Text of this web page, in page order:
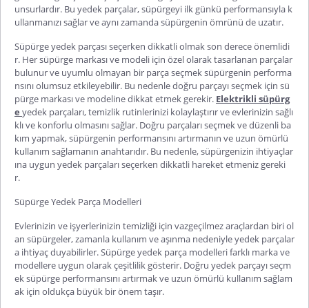
unsurlardır. Bu yedek parçalar, süpürgeyi ilk günkü performansıyla k
ullanmanızı sağlar ve aynı zamanda süpürgenin ömrünü de uzatır.
Süpürge yedek parçası seçerken dikkatli olmak son derece önemlidi
r. Her süpürge markası ve modeli için özel olarak tasarlanan parçalar
bulunur ve uyumlu olmayan bir parça seçmek süpürgenin performa
nsını olumsuz etkileyebilir. Bu nedenle doğru parçayı seçmek için sü
pürge markası ve modeline dikkat etmek gerekir. Elektrikli süpürg
e yedek parçaları, temizlik rutinlerinizi kolaylaştırır ve evlerinizin sağlı
klı ve konforlu olmasını sağlar. Doğru parçaları seçmek ve düzenli ba
kım yapmak, süpürgenin performansını artırmanın ve uzun ömürlü
kullanım sağlamanın anahtarıdır. Bu nedenle, süpürgenizin ihtiyaçlar
ına uygun yedek parçaları seçerken dikkatli hareket etmeniz gereki
r.
Süpürge Yedek Parça Modelleri
Evlerinizin ve işyerlerinizin temizliği için vazgeçilmez araçlardan biri ol
an süpürgeler, zamanla kullanım ve aşınma nedeniyle yedek parçalar
a ihtiyaç duyabilirler.Süpürge yedek parça modellerifarklı marka ve
modellere uygun olarak çeşitlilik gösterir. Doğru yedek parçayı seçm
ek süpürge performansını artırmak ve uzun ömürlü kullanım sağlam
ak için oldukça büyük bir önem taşır.